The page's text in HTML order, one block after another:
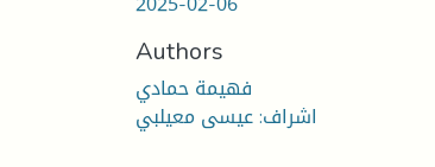
Authors
فهيمة حمادي
اشراف: عيسى معيلبي